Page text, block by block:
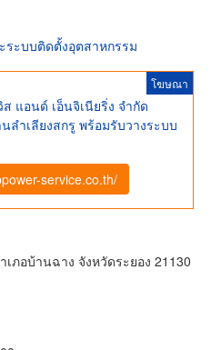
ะบบติดตั้งอุตสาหกรรม
โฆษณา
แอนด์ เอ็นจิเนียริ่ง จำกัด
ลำเลียงสกรู พร้อมรับวางระบบ
service.co.th/
ภอบ้านฉาง จังหวัดระยอง 21130